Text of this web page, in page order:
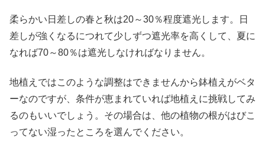
柔らかい日差しの春と秋は20～30％程度遮光します。日
差しが強くなるにつれて少しずつ遮光率を高くして、夏に
なれば70～80％は遮光しなければなりません。
地植えではこのような調整はできませんから鉢植えがベタ
ーなのですが、条件が恵まれていれば地植えに挑戦してみ
るのもいいでしょう。その場合は、他の植物の根がはびこ
ってない湿ったところを選んでください。